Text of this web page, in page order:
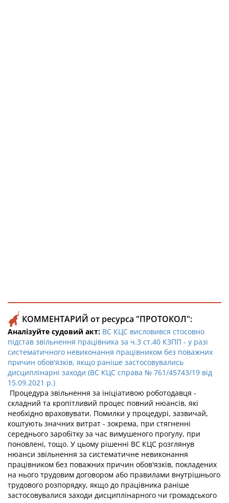
КОММЕНТАРИЙ от ресурса "ПРОТОКОЛ":
Аналізуйте судовий акт: ВС КЦС висловився стосовно
підстав звільнення працівника за ч.3 ст.40 КЗПП - у разі
систематичного невиконання працівником без поважних
причин обов'язків, якщо раніше застосовувались
дисциплінарні заходи (ВС КЦС справа № 761/45743/19 від
15.09.2021 р.)
Процедура звільнення за ініціативою роботодавця -
складний та кропітливий процес повний нюансів, які
необхідно враховувати. Помилки у процедурі, зазвичай,
коштують значних витрат - зокрема, при стягненні
середнього заробітку за час вимушеного прогулу, при
поновлені, тощо. У цьому рішенні ВС КЦС розглянув
нюанси звільнення за систематичне невиконання
працівником без поважних причин обов'язків, покладених
на нього трудовим договором або правилами внутрішнього
трудового розпорядку, якщо до працівника раніше
застосовувалися заходи дисциплінарного чи громадського